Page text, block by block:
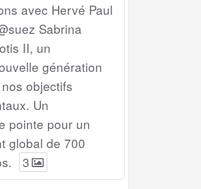
avec Hervé Paul
Sabrina
II, un
génération
objectifs
Un
pointe pour un
global de 700
3